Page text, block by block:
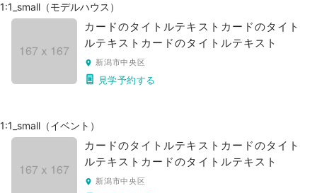
1:1_small（モデルハウス）
カードのタイトルテキストカードのタイト
ルテキストカードのタイトルテキスト
新潟市中央区
見学予約する
1:1_small（イベント）
カードのタイトルテキストカードのタイト
ルテキストカードのタイトルテキスト
新潟市中央区